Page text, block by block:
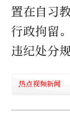
置在自习
行政拘留
违纪处分
热点视频新闻